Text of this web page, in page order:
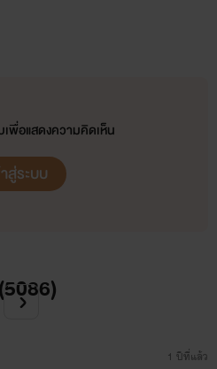
พื่อแสดงความคิดเห็น
สู่ระบบ
5086)
1 ปีที่แล้ว